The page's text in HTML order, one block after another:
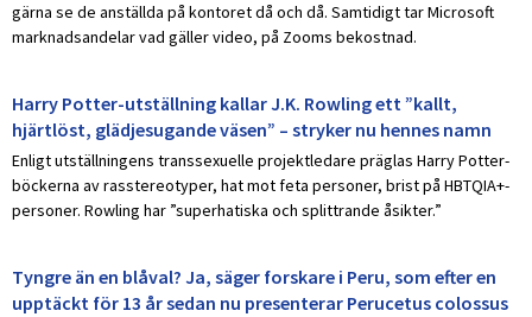
gärna se de anställda på kontoret då och då. Samtidigt tar Microsoft
marknadsandelar vad gäller video, på Zooms bekostnad.
Harry Potter-utställning kallar J.K. Rowling ett ”kallt,
hjärtlöst, glädjesugande väsen” – stryker nu hennes namn
Enligt utställningens transsexuelle projektledare präglas Harry Potter-
böckerna av rasstereotyper, hat mot feta personer, brist på HBTQIA+-
personer. Rowling har ”superhatiska och splittrande åsikter.”
Tyngre än en blåval? Ja, säger forskare i Peru, som efter en
upptäckt för 13 år sedan nu presenterar Perucetus colossus